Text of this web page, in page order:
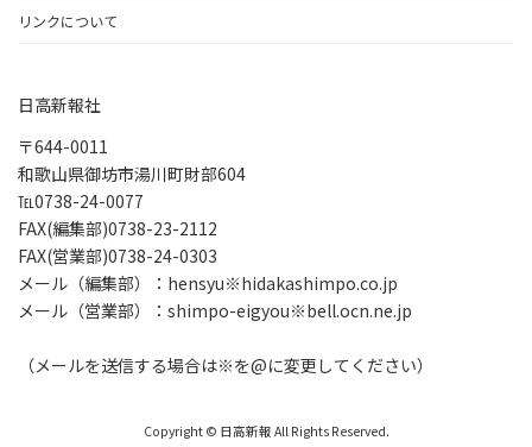
リンクについて
日高新報社
〒644-0011
和歌山県御坊市湯川町財部604
℡0738-24-0077
FAX(編集部)0738-23-2112
FAX(営業部)0738-24-0303
メール（編集部）：hensyu※hidakashimpo.co.jp
メール（営業部）：shimpo-eigyou※bell.ocn.ne.jp
（メールを送信する場合は※を@に変更してください）
Copyright © 日高新報 All Rights Reserved.